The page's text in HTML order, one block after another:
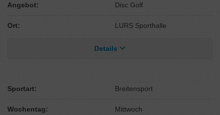
Angebot: Disc Golf
Ort: LURS Sporthalle
Details
Sportart: Breitensport
Wochentag: Mittwoch